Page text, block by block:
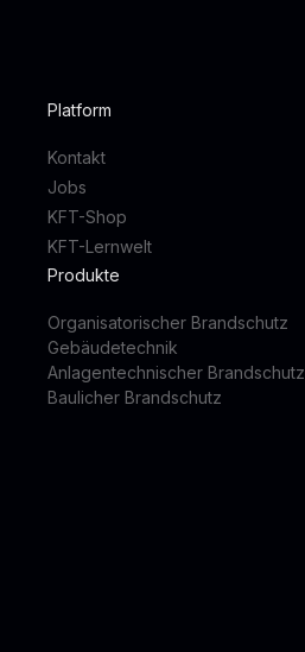
Platform
Kontakt
Jobs
KFT-Shop
KFT-Lernwelt
Produkte
Organisatorischer Brandschutz
Gebäudetechnik
Anlagentechnischer Brandschutz
Baulicher Brandschutz